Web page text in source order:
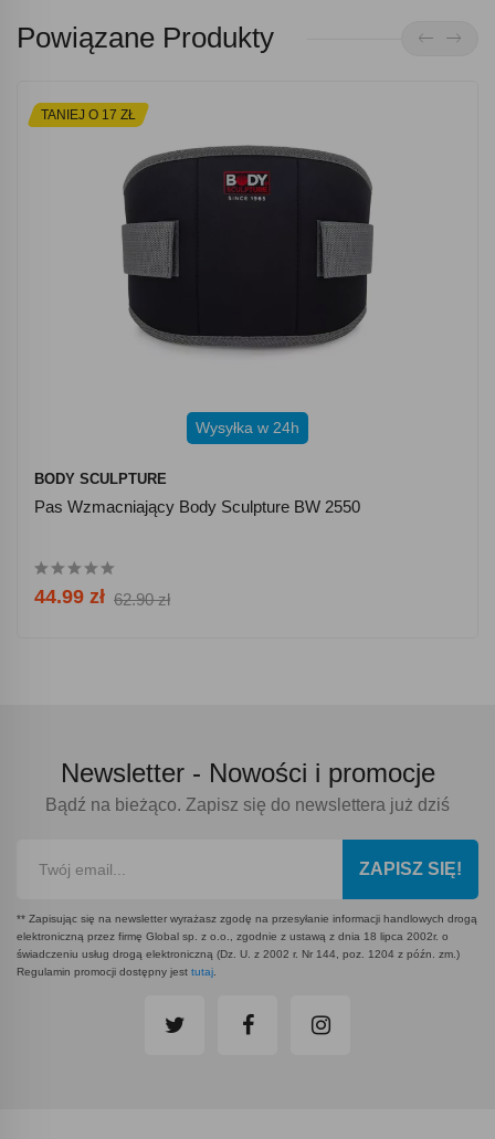
Powiązane Produkty
TANIEJ O 17 ZŁ
Wysyłka w 24h
BODY SCULPTURE
Pas Wzmacniający Body Sculpture BW 2550
44.99 zł 62.90 zł
Newsletter - Nowości i promocje
Bądź na bieżąco. Zapisz się do newslettera już dziś
ZAPISZ SIĘ!
** Zapisując się na newsletter wyrażasz zgodę na przesyłanie informacji handlowych drogą
elektroniczną przez firmę Global sp. z o.o., zgodnie z ustawą z dnia 18 lipca 2002r. o
świadczeniu usług drogą elektroniczną (Dz. U. z 2002 r. Nr 144, poz. 1204 z późn. zm.)
Regulamin promocji dostępny jest tutaj.